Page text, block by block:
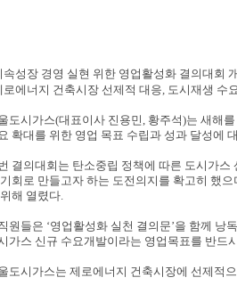
속성장 경영 실현 위한 영업활성화 결의대회
로에너지 건축시장 선제적 대응, 도시재생 수
도시가스(대표이사 진용민, 황주석)는 새해
확대를 위한 영업 목표 수립과 성과 달성에
결의대회는 탄소중립 정책에 따른 도시가
회로 만들고자 하는 도전의지를 확고히 했으
해 열렸다.
원들은 ‘영업활성화 실천 결의문’을 함께 낭
가스 신규 수요개발이라는 영업목표를 반드
도시가스는 제로에너지 건축시장에 선제적